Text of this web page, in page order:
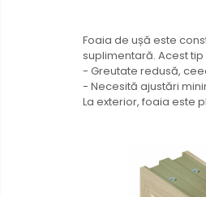
Foaia de ușă este
suplimentară. Acest
- Greutate redusă,
- Necesită ajustări
La exterior, foaia este